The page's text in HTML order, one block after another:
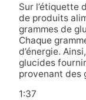
Sur l’étiquette
de produits
grammes de
Chaque
d’énergie.
glucides
provenant des
1:37